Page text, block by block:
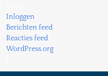
Inloggen
Berichten feed
Reacties feed
WordPress.org